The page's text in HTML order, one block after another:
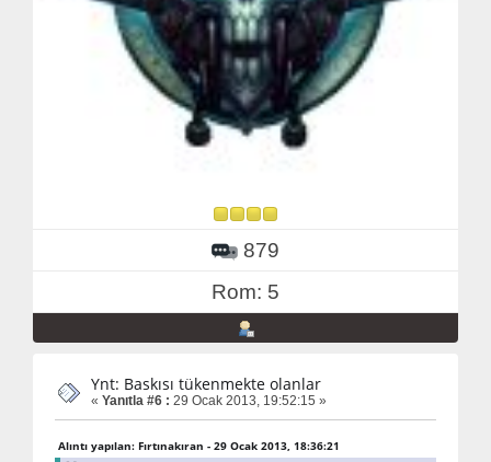
879
Rom: 5
Ynt: Baskısı tükenmekte olanlar
« Yanıtla #6 : 29 Ocak 2013, 19:52:15 »
Alıntı yapılan: Fırtınakıran - 29 Ocak 2013, 18:36:21